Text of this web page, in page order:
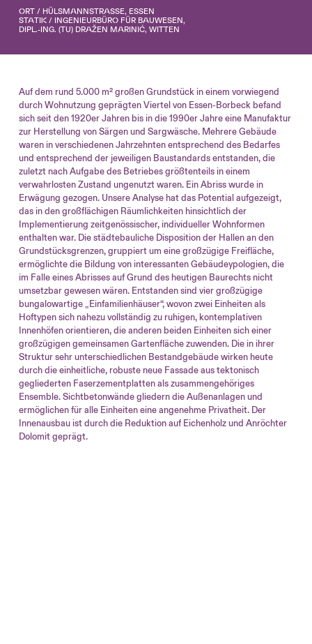
ORT / HÜLSMANNSTRASSE, ESSEN
STATIK / INGENIEURBÜRO FÜR BAUWESEN,
DIPL.-ING. (TU) DRAŽEN MARINIĆ, WITTEN
Auf dem rund 5.000 m² großen Grundstück in einem vorwiegend
durch Wohnutzung geprägten Viertel von Essen-Borbeck befand
sich seit den 1920er Jahren bis in die 1990er Jahre eine Manufaktur
zur Herstellung von Särgen und Sargwäsche. Mehrere Gebäude
waren in verschiedenen Jahrzehnten entsprechend des Bedarfes
und entsprechend der jeweiligen Baustandards entstanden, die
zuletzt nach Aufgabe des Betriebes größtenteils in einem
verwahrlosten Zustand ungenutzt waren. Ein Abriss wurde in
Erwägung gezogen. Unsere Analyse hat das Potential aufgezeigt,
das in den großflächigen Räumlichkeiten hinsichtlich der
Implementierung zeitgenössischer, individueller Wohnformen
enthalten war. Die städtebauliche Disposition der Hallen an den
Grundstücksgrenzen, gruppiert um eine großzügige Freifläche,
ermöglichte die Bildung von interessanten Gebäudeypologien, die
im Falle eines Abrisses auf Grund des heutigen Baurechts nicht
umsetzbar gewesen wären. Entstanden sind vier großzügige
bungalowartige „Einfamilienhäuser“, wovon zwei Einheiten als
Hoftypen sich nahezu vollständig zu ruhigen, kontemplativen
Innenhöfen orientieren, die anderen beiden Einheiten sich einer
großzügigen gemeinsamen Gartenfläche zuwenden. Die in ihrer
Struktur sehr unterschiedlichen Bestandgebäude wirken heute
durch die einheitliche, robuste neue Fassade aus tektonisch
gegliederten Faserzementplatten als zusammengehöriges
Ensemble. Sichtbetonwände gliedern die Außenanlagen und
ermöglichen für alle Einheiten eine angenehme Privatheit. Der
Innenausbau ist durch die Reduktion auf Eichenholz und Anröchter
Dolomit geprägt.